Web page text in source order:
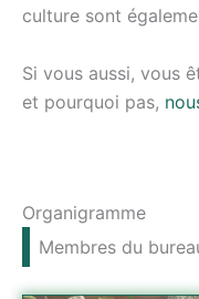
culture sont
Si vous aussi, vous
et pourquoi pas,
Organigramme
Membres du